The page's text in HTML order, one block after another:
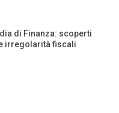
di Finanza: scoperti
irregolarità fiscali